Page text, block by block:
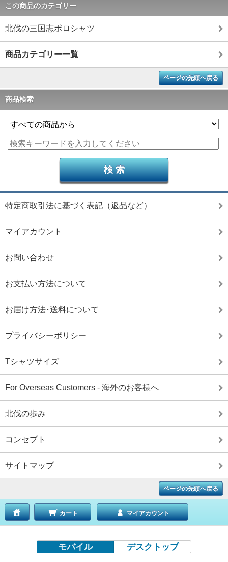
この商品のカテゴリー
北伐の三国志ポロシャツ
商品カテゴリー一覧
ページの先頭へ戻る
商品検索
特定商取引法に基づく表記（返品など）
マイアカウント
お問い合わせ
お支払い方法について
お届け方法･送料について
プライバシーポリシー
Tシャツサイズ
For Overseas Customers - 海外のお客様へ
北伐の歩み
コンセプト
サイトマップ
ページの先頭へ戻る
カート マイアカウント
モバイル デスクトップ